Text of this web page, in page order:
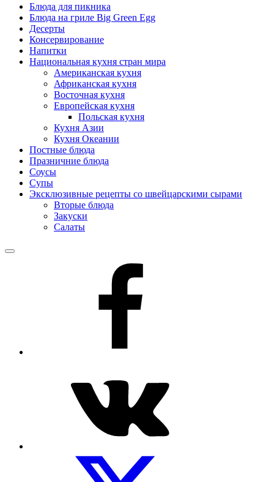
Блюда для пикника
Блюда на гриле Big Green Egg
Десерты
Консервирование
Напитки
Национальная кухня стран мира
Американская кухня
Африканская кухня
Восточная кухня
Европейская кухня
Польская кухня
Кухня Азии
Кухня Океании
Постные блюда
Празничние блюда
Соусы
Супы
Эксклюзивные рецепты со швейцарскими сырами
Вторые блюда
Закуски
Салаты
Меню